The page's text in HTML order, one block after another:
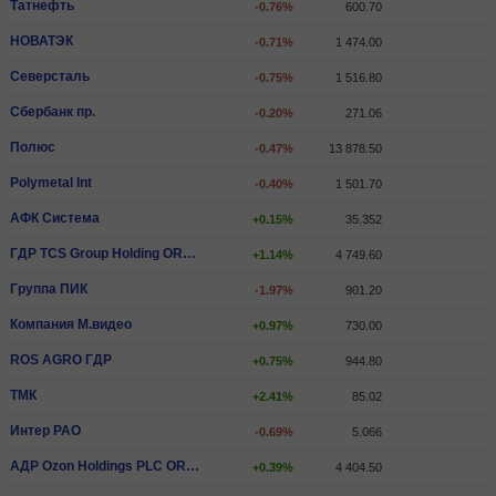
Татнефть -0.76% 600.70
НОВАТЭК -0.71% 1 474.00
Северсталь -0.75% 1 516.80
Сбербанк пр. -0.20% 271.06
Полюс -0.47% 13 878.50
Polymetal Int -0.40% 1 501.70
АФК Система +0.15% 35.352
ГДР TCS Group Holding ORD SHS +1.14% 4 749.60
Группа ПИК -1.97% 901.20
Компания М.видео +0.97% 730.00
ROS AGRO ГДР +0.75% 944.80
ТМК +2.41% 85.02
Интер РАО -0.69% 5.066
АДР Ozon Holdings PLC ORD SHS +0.39% 4 404.50